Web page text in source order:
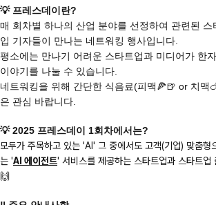
💡 프레스데이란?
매 회차별 하나의 산업 분야를 선정하여 관련된
입 기자들이 만나는 네트워킹 행사입니다.
평소에는 만나기 어려운 스타트업과 미디어가 한
이야기를 나눌 수 있습니다.
네트워킹을 위해 간단한 식음료(피맥🍕🍺 or 치맥
은 관심 바랍니다.
💡 2025 프레스데이 1회차에서는?
모두가 주목하고 있는 'AI' 그 중에서도 고객(기업) 맞춤형
는 'AI 에이전트' 서비스를 제공하는 스타트업과 스타트업
🙌